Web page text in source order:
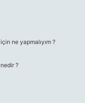
ne yapmalıyım ?
?